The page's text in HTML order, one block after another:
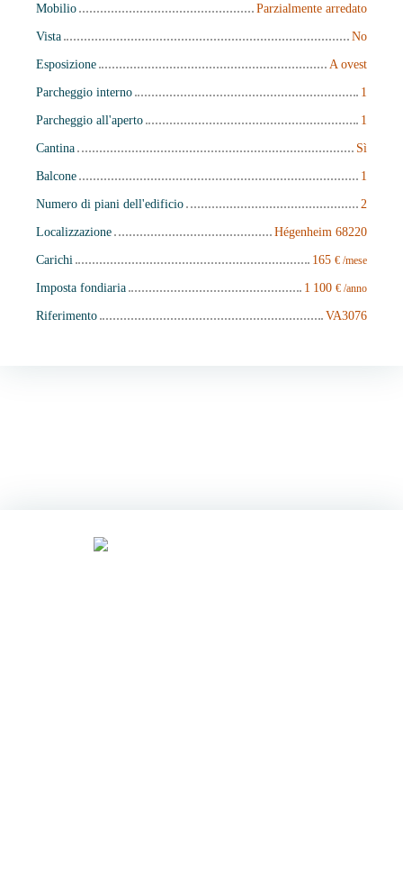
Mobilio
Parzialmente arredato
Vista
No
Esposizione
A ovest
Parcheggio interno
1
Parcheggio all'aperto
1
Cantina
Sì
Balcone
1
Numero di piani dell'edificio
2
Localizzazione
Hégenheim 68220
Carichi
165 € /mese
Imposta fondiaria 1 100 € /anno
Riferimento VA3076